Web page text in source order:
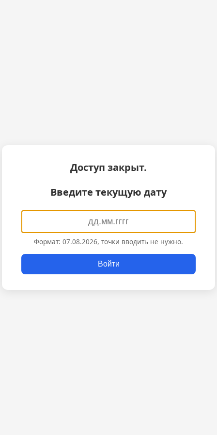
Доступ закрыт.
Введите текущую дату
Формат: 07.08.2026, точки вводить не нужно.
Войти